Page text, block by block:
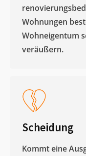
Wohnungen
Wohneigentum
veräußern. ​
Scheidung
Kommt eine